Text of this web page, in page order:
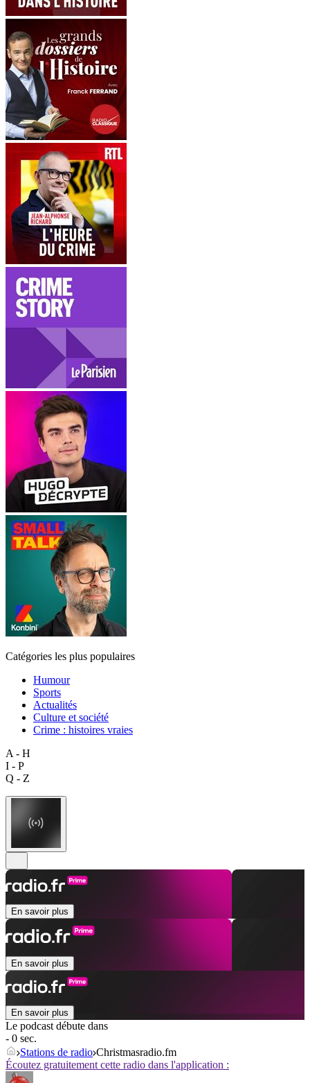
Catégories les plus populaires
Humour
Sports
Actualités
Culture et société
Crime : histoires vraies
A - H
I - P
Q - Z
En savoir plus
En savoir plus
En savoir plus
Le podcast débute dans
- 0 sec.
Stations de radio Christmasradio.fm
Écoutez gratuitement cette radio dans l'application :